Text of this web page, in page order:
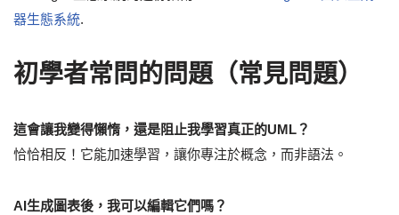
器生態系統.
初學者常問的問題（常見問題）
這會讓我變得懶惰，還是阻止我學習真正的UML？
恰恰相反！它能加速學習，讓你專注於概念，而非語法。
AI生成圖表後，我可以編輯它們嗎？